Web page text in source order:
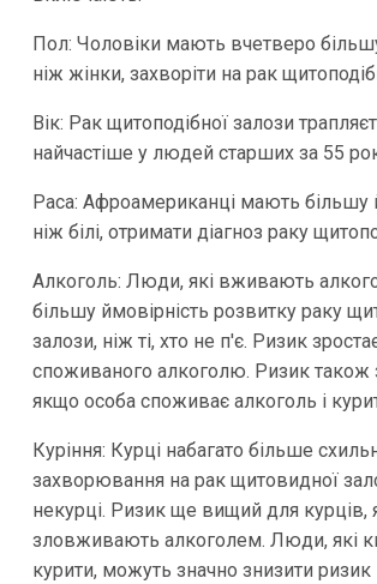
Пол: Чоловіки мають вчетверо
ніж жінки, захворіти на рак
Вік: Рак щитоподібної залози
найчастіше у людей старших за 55
Раса: Афроамериканці мають більшу
ніж білі, отримати діагноз раку
Алкоголь: Люди, які вживають
більшу ймовірність розвитку раку
залози, ніж ті, хто не п'є. Ризик
споживаного алкоголю. Ризик також
якщо особа споживає алкоголь і
Куріння: Курці набагато більше
захворювання на рак щитовидної
некурці. Ризик ще вищий для курців,
зловживають алкоголем. Люди, які
курити, можуть значно знизити ризик